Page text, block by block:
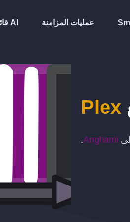
قائمة AI عمليات المزامنة
Plex
Anghami
.